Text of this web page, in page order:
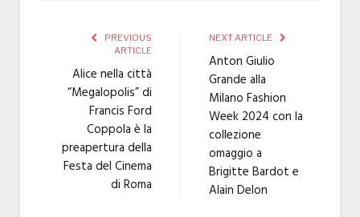
PREVIOUS
ARTICLE
Alice nella città
“Megalopolis” di
Francis Ford
Coppola è la
preapertura della
Festa del Cinema
di Roma
NEXT ARTICLE
Anton Giulio
Grande alla
Milano Fashion
Week 2024 con la
collezione
omaggio a
Brigitte Bardot e
Alain Delon